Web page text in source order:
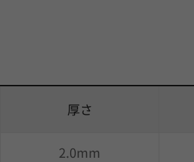
厚さ
2.0mm